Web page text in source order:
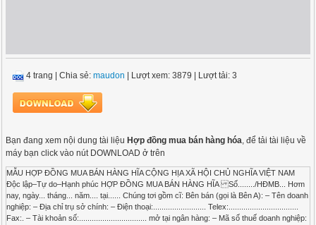
4 trang |Chia sẻ:maudon | Lượt xem: 3879 | Lượt tải: 3
Bạn đang xem nội dung tài liệu Hợp đồng mua bán hàng hóa, để tải tài liệu về
máy bạn click vào nút DOWNLOAD ở trên
MẪU HỢP ĐỒNG MUA BÁN HÀNG HĨA CỘNG HỊA XÃ HỘI CHỦ NGHĨA VIỆT NAM
Độc lập–Tự do–Hạnh phúc HỢP ĐỒNG MUA BÁN HÀNG HĨA Số......../HĐMB... Hơm
nay, ngày... tháng... năm.... tại...... Chúng tơi gồm cĩ: Bên bán (gọi là Bên A): – Tên doanh
nghiệp: – Địa chỉ trụ sở chính: – Điện thoại:......................... Telex:.................................
Fax:. – Tài khoản số:................................ mở tại ngân hàng: – Mã số thuế doanh nghiệp: